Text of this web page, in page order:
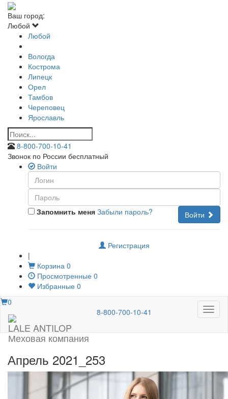
Ваш город:
Любой
Любой
Вологда
Кострома
Липецк
Орел
Тамбов
Череповец
Ярославль
8-800-700-10-41
Звонок по России бесплатный
Войти
Запомнить меня Войти
Забыли пароль?
Регистрация
|
Корзина 0
Просмотренные 0
Избранные 0
Меню
0
LALE ANTILOP
Меховая компания
8-800-700-10-41
Апрель 2021_253